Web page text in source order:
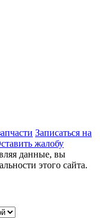
Записаться на
жалобу
данные, вы
этого сайта.